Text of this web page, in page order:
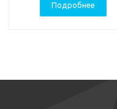
Подробнее